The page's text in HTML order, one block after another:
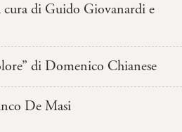
cura di Guido Giovanardi e
di Domenico Chianese
De Masi